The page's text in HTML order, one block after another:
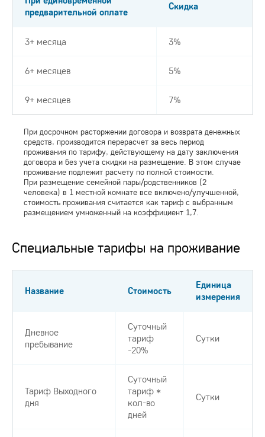
предварительной оплате
Скидка
3+ месяца 3%
6+ месяцев 5%
9+ месяцев 7%
При досрочном расторжении договора и возврата денежных
средств, производится перерасчет за весь период
проживания по тарифу, действующему на дату заключения
договора и без учета скидки на размещение. В этом случае
проживание подлежит расчету по полной стоимости.
При размещение семейной пары/родственников (2
человека) в 1 местной комнате все включено/улучшенной,
стоимость проживания считается как тариф с выбранным
размещением умноженный на коэффициент 1,7.
Специальные тарифы на проживание
Название Стоимость
Единица
измерения
Дневное
пребывание
Суточный
тариф
-20%
Сутки
Тариф Выходного
дня
Суточный
тариф *
кол-во
дней
Сутки